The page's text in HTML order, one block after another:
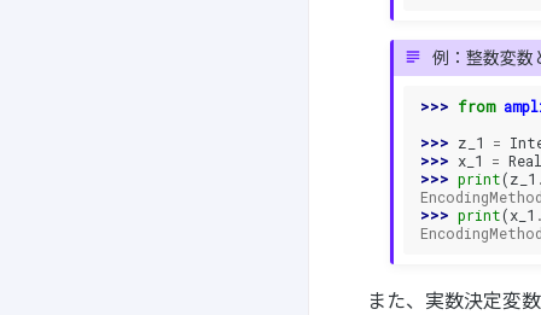
例：整数変数
>>> from
>>> z_1 =
>>> x_1 =
>>> print(z_1
>>> print(x_1
また、実数決定変